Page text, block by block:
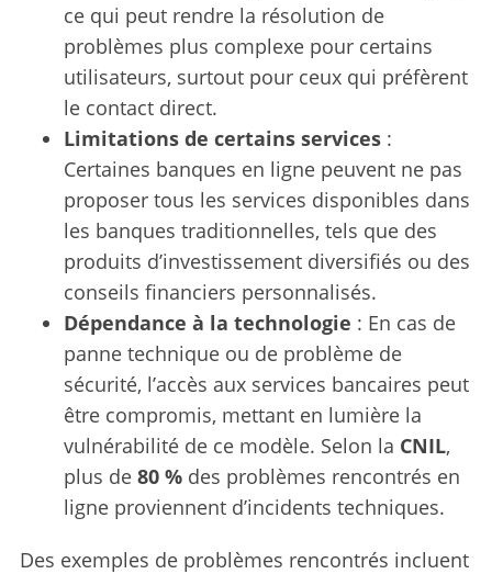
ce qui peut rendre la résolution de
problèmes plus complexe pour certains
utilisateurs, surtout pour ceux qui préfèrent
le contact direct.
Limitations de certains services:
Certaines banques en ligne peuvent ne pas
proposer tous les services disponibles dans
les banques traditionnelles, tels que des
produits d’investissement diversifiés ou des
conseils financiers personnalisés.
Dépendance à la technologie : En cas de
panne technique ou de problème de
sécurité, l’accès aux services bancaires peut
être compromis, mettant en lumière la
vulnérabilité de ce modèle. Selon la CNIL,
plus de 80 %des problèmes rencontrés en
ligne proviennent d’incidents techniques.
Des exemples de problèmes rencontrés incluent